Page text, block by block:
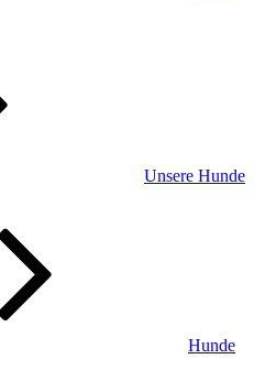
Unsere Hunde
Hunde